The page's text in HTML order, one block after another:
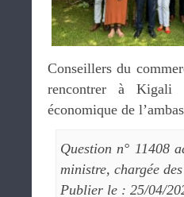
Conseillers du
rencontrer à Kigali
économique de
Question n° 11408
ministre, chargée
Publier le : 25/04/